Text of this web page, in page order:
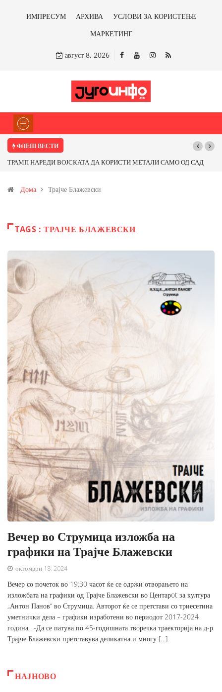
ИМПРЕСУМ АРХИВА
УСЛОВИ ЗА КОРИСТЕЊЕ
МАРКЕТИНГ
август 8, 2026
ФЛЕШ ВЕСТИ
НАРЕДИ ВОЈСКАТА ДА КОРИСТИ МЕТАЛИ САМО ОД САД
и со антимонот?
Почнува
Дома Трајче Блажевски
TAGS : ТРАЈЧЕ БЛАЖЕВСКИ
Вечер во Струмица изложба на
графики на Трајче Блажевски
октомври 18, 2024
Вечер со почеток во 19:30 часот ќе се одржи отворањето на
изложбата на графики од Трајче Блажевски во Центарot за култура
„Антон Панов“ во Струмица. Авторот ќе се претстави со триесетина
уметнички дела – графики изработени во периодот 2017-2024
година. -Да се патува по 45-годишната творечка траекторија на д-р
Трајче Блажевски претставува деликатна и многу […]
НАЈНОВО